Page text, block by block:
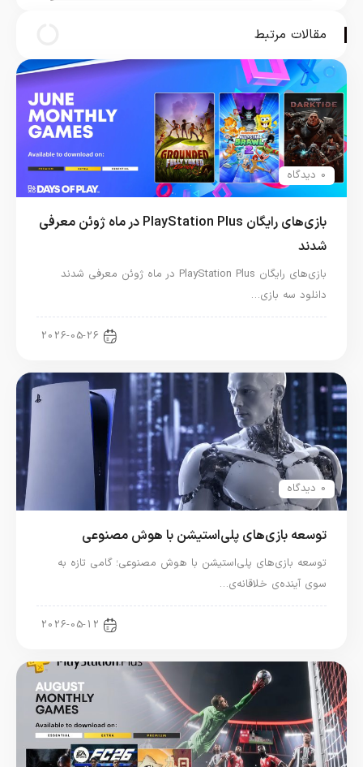
مقالات مرتبط
0 دیدگاه
بازی‌های رایگان PlayStation Plus در ماه ژوئن معرفی
شدند
بازی‌های رایگان PlayStation Plus در ماه ژوئن معرفی شدند
دانلود سه بازی…
2026-05-26
0 دیدگاه
توسعه بازی‌های پلی‌استیشن با هوش مصنوعی
توسعه بازی‌های پلی‌استیشن با هوش مصنوعی؛ گامی تازه به
سوی آینده‌ی خلاقانه‌ی…
2026-05-12